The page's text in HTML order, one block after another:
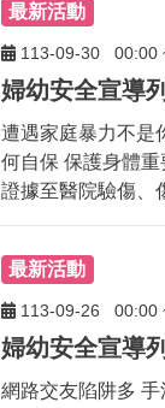
最新活動
113-09-30 00:00
遭遇家庭暴力不是
何自保 保護身體
證據至醫院驗傷、
最新活動
113-09-26 00:00
網路交友陷阱多